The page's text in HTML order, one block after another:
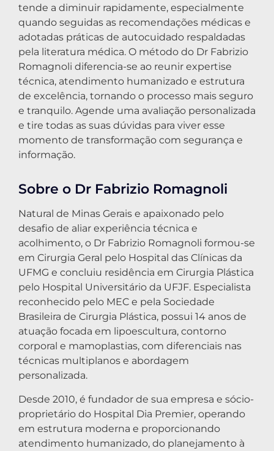
tende a diminuir rapidamente, especialmente
quando seguidas as recomendações médicas e
adotadas práticas de autocuidado respaldadas
pela literatura médica. O método do Dr Fabrizio
Romagnoli diferencia-se ao reunir expertise
técnica, atendimento humanizado e estrutura
de excelência, tornando o processo mais seguro
e tranquilo. Agende uma avaliação personalizada
e tire todas as suas dúvidas para viver esse
momento de transformação com segurança e
informação.
Sobre o Dr Fabrizio Romagnoli
Natural de Minas Gerais e apaixonado pelo
desafio de aliar experiência técnica e
acolhimento, o Dr Fabrizio Romagnoli formou-se
em Cirurgia Geral pelo Hospital das Clínicas da
UFMG e concluiu residência em Cirurgia Plástica
pelo Hospital Universitário da UFJF. Especialista
reconhecido pelo MEC e pela Sociedade
Brasileira de Cirurgia Plástica, possui 14 anos de
atuação focada em lipoescultura, contorno
corporal e mamoplastias, com diferenciais nas
técnicas multiplanos e abordagem
personalizada.
Desde 2010, é fundador de sua empresa e sócio-
proprietário do Hospital Dia Premier, operando
em estrutura moderna e proporcionando
atendimento humanizado, do planejamento à